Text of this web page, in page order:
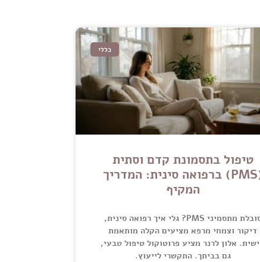
כללי
טיפול בתסמונת קדם וסתית
(PMS) ברפואה סינית: המדריך
המקיף
סובלת מתסמיני PMS? גלי איך רפואה סינית,
דיקור וצמחי מרפא מציעים הקלה מותאמת
אלון לרנר מציע פרוטוקול טיפול טבעי,
גם בביתך. התקשרי לייעוץ.